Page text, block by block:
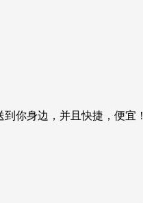
你身边，并且快捷，便宜！